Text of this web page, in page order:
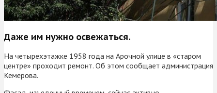
Даже им нужно освежаться.
На четырехэтажке 1958 года на Арочной улице в «старом
центре» проходит ремонт. Об этом сообщает администрация
Кемерова.